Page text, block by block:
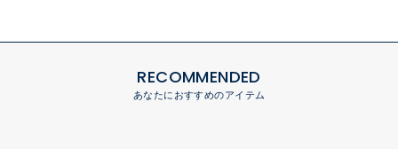
RECOMMENDED
あなたにおすすめのアイテム